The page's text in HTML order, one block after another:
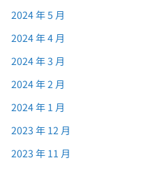
2024 年 5 月
2024 年 4 月
2024 年 3 月
2024 年 2 月
2024 年 1 月
2023 年 12 月
2023 年 11 月